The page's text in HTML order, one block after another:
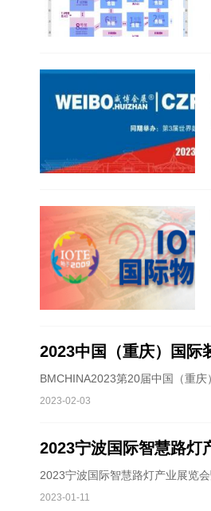
2023中国（重庆）国际
BMCHINA2023第20届中国（重
2023-02-03
2023宁波国际智慧路灯
2023宁波国际智慧路灯产业展览
2023-01-11